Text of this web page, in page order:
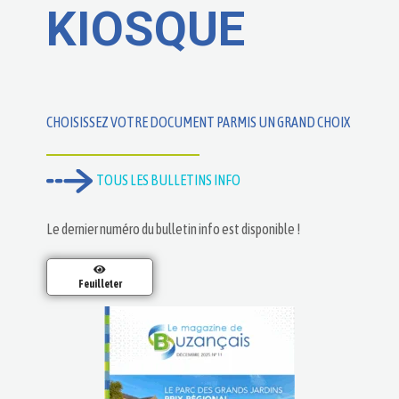
KIOSQUE
CHOISISSEZ VOTRE DOCUMENT PARMIS UN GRAND CHOIX
TOUS LES BULLETINS INFO
Le dernier numéro du bulletin info est disponible !
Feuilleter